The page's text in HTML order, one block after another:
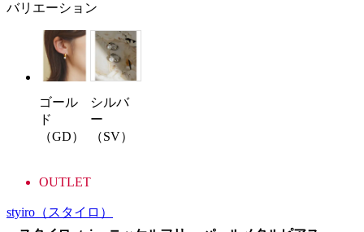
バリエーション
ゴール
ド
（GD）
シルバ
ー
（SV）
OUTLET
styiro （スタイロ）